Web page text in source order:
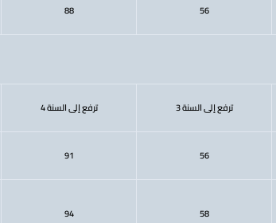
56
88
ترفع إلى السنة 3 ترفع إلى السنة 4
56
91
58
94